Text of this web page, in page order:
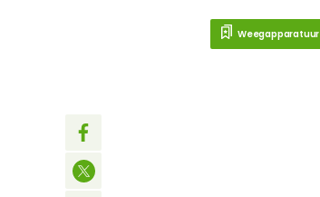
Weegapparatuur